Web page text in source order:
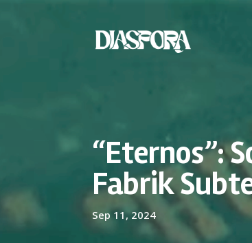
“Eternos”:
Fabrik
Sep 11, 2024